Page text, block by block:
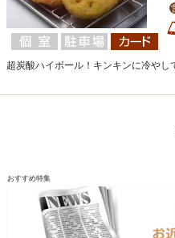
超炭酸ハイボール！キンキンに冷やし
おすすめ特集